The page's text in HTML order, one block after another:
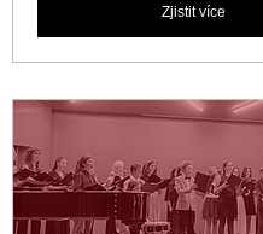
Zjistit více